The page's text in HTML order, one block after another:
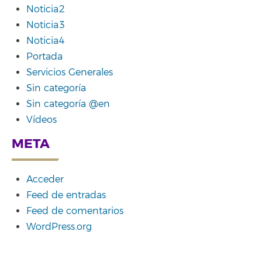
Noticia2
Noticia3
Noticia4
Portada
Servicios Generales
Sin categoría
Sin categoría @en
Vídeos
META
Acceder
Feed de entradas
Feed de comentarios
WordPress.org